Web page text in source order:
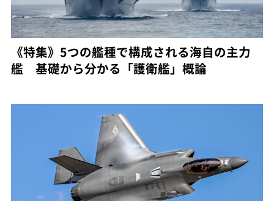
《特集》5つの艦種で構成される海自の主力
艦 基礎から分かる「護衛艦」概論